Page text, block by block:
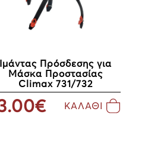
Πρόσδεσης για
Μάσκα Προστασίας
Climax 731/732
ΚΑΛΑΘΙ